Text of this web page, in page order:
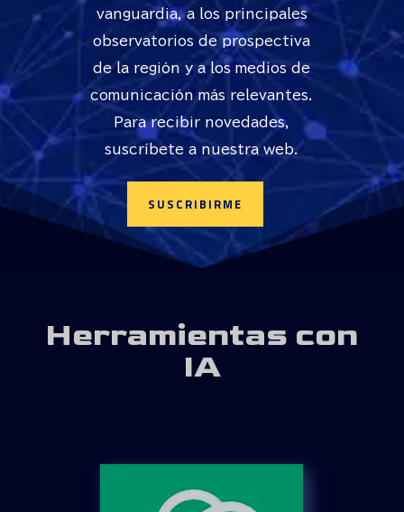
vanguardia, a los principales
observatorios de prospectiva
de la región y a los medios de
comunicación más relevantes.
Para recibir novedades,
suscríbete a nuestra web.
SUSCRIBIRME
Herramientas con
IA